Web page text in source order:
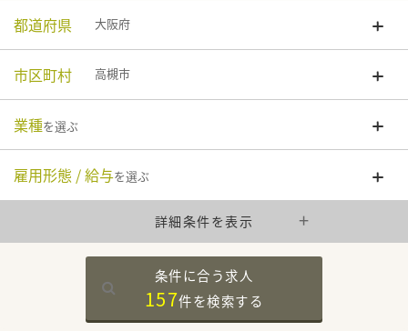
都道府県 大阪府
市区町村 高槻市
業種を選ぶ
雇用形態 / 給与を選ぶ
詳細条件を表示
条件に合う求人
157件を検索する